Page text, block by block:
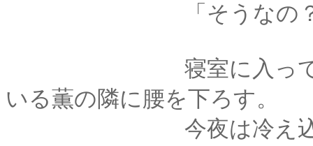
「そうなの？ どうり
寝室に入ってきた剣
いる薫の隣に腰を下ろす。
今夜は冷え込みが厳